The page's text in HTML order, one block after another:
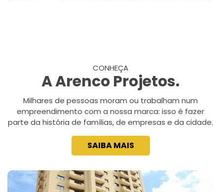
CONHEÇA
A Arenco Projetos.
Milhares de pessoas moram ou trabalham num
empreendimento com a nossa marca: isso é fazer
parte da história de famílias, de empresas e da cidade.
SAIBA MAIS